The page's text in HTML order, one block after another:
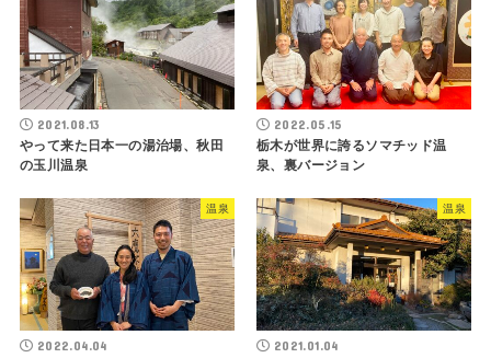
2021.08.13
やって来た日本一の湯治場、秋田
の玉川温泉
2022.05.15
栃木が世界に誇るソマチッド温
泉、裏バージョン
温泉
2022.04.04
温泉
2021.01.04